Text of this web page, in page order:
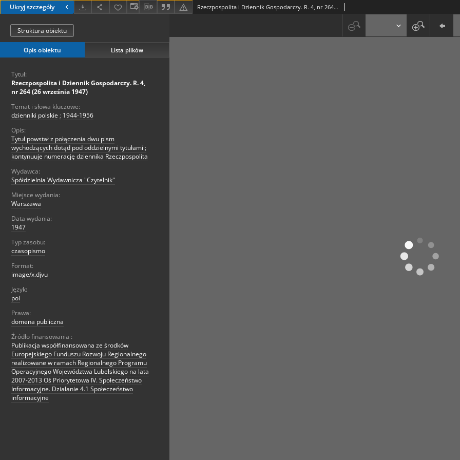
Ukryj szczegóły Rzeczpospolita i Dziennik Gospodarczy. R. 4, nr 264 (26 września 1947)
Struktura obiektu
Opis obiektu Lista plików
Tytuł:
Rzeczpospolita i Dziennik Gospodarczy. R. 4,
nr 264 (26 września 1947)
Temat i słowa kluczowe:
dzienniki polskie ; 1944-1956
Opis:
Tytuł powstał z połączenia dwu pism
wychodzących dotąd pod oddzielnymi tytułami ;
kontynuuje numerację dziennika Rzeczpospolita
Wydawca:
Spółdzielnia Wydawnicza "Czytelnik"
Miejsce wydania:
Warszawa
Data wydania:
1947
Typ zasobu:
czasopismo
Format:
image/x.djvu
Język:
pol
Prawa:
domena publiczna
Źródło finansowania :
Publikacja współfinansowana ze środków
Europejskiego Funduszu Rozwoju Regionalnego
realizowane w ramach Regionalnego Programu
Operacyjnego Województwa Lubelskiego na lata
2007-2013 Oś Priorytetowa IV. Społeczeństwo
Informacyjne. Działanie 4.1 Społeczeństwo
informacyjne